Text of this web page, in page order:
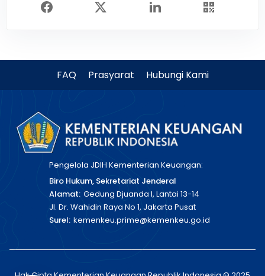
FAQ Prasyarat Hubungi Kami
Pengelola JDIH Kementerian Keuangan:
Biro Hukum, Sekretariat Jenderal
Alamat: Gedung Djuanda I, Lantai 13-14
Jl. Dr. Wahidin Raya No 1, Jakarta Pusat
Surel: kemenkeu.prime@kemenkeu.go.id